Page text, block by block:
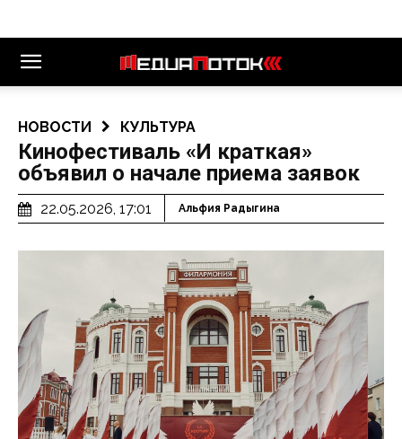
НОВОСТИ КУЛЬТУРА
Кинофестиваль «И краткая»
объявил о начале приема заявок
22.05.2026, 17:01 Альфия Радыгина